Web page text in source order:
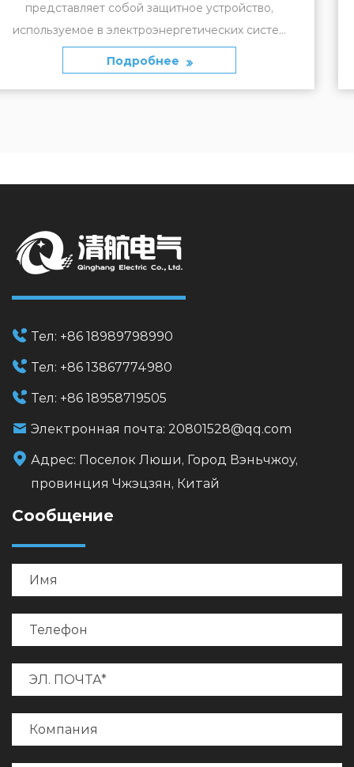
систе...
компонент, используемый в системах
распределения электроэнергии
Тел: +86 18989798990
Тел: +86 13867774980
Тел: +86 18958719505
Электронная почта: 20801528@qq.com
Адрес: Поселок Люши, Город Вэньчжоу,
провинция Чжэцзян, Китай
Сообщение